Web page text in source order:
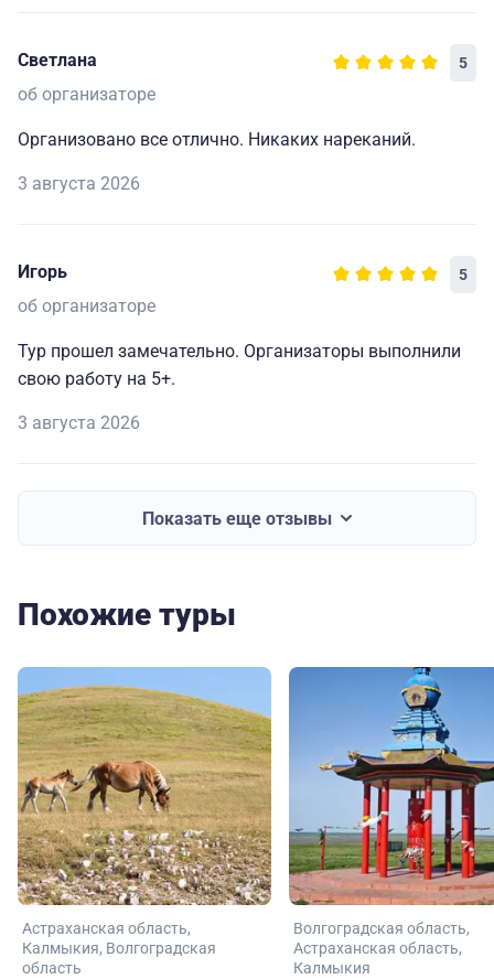
Светлана 5
об организаторе
Организовано все отлично. Никаких нареканий.
3 августа 2026
Игорь 5
об организаторе
Тур прошел замечательно. Организаторы выполнили
свою работу на 5+.
3 августа 2026
Показать еще отзывы
Похожие туры
Астраханская область
Калмыкия Волгоградская
область
Волгоградская область
Астраханская область
Калмыкия